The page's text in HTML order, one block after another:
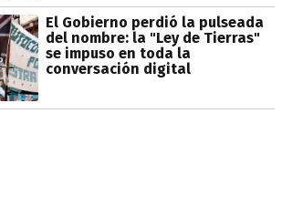
El Gobierno perdió la pulseada
del nombre: la "Ley de Tierras"
se impuso en toda la
conversación digital